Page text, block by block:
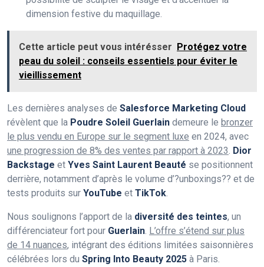
dimension festive du maquillage.
Cette article peut vous intérésser
Protégez votre
peau du soleil : conseils essentiels pour éviter le
vieillissement
Les dernières analyses de Salesforce Marketing Cloud
révèlent que la Poudre Soleil Guerlain demeure le bronzer
le plus vendu en Europe sur le segment luxe en 2024, avec
une progression de 8% des ventes par rapport à 2023. Dior
Backstage et Yves Saint Laurent Beauté se positionnent
derrière, notamment d’après le volume d’?unboxings?? et de
tests produits sur YouTube et TikTok.
Nous soulignons l’apport de la diversité des teintes, un
différenciateur fort pour Guerlain. L’offre s’étend sur plus
de 14 nuances, intégrant des éditions limitées saisonnières
célébrées lors du Spring Into Beauty 2025 à Paris.